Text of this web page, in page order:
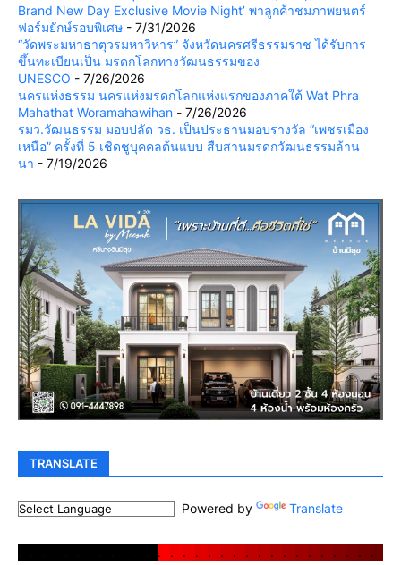
Brand New Day Exclusive Movie Night’ พาลูกค้าชมภาพยนตร์
ฟอร์มยักษ์รอบพิเศษ - 7/31/2026
“วัดพระมหาธาตุวรมหาวิหาร” จังหวัดนครศรีธรรมราช ได้รับการ
ขึ้นทะเบียนเป็น มรดกโลกทางวัฒนธรรมของ
UNESCO - 7/26/2026
นครแห่งธรรม นครแห่งมรดกโลกแห่งแรกของภาคใต้ Wat Phra
Mahathat Woramahawihan - 7/26/2026
รมว.วัฒนธรรม มอบปลัด วธ. เป็นประธานมอบรางวัล “เพชรเมือง
เหนือ” ครั้งที่ 5 เชิดชูบุคคลต้นแบบ สืบสานมรดกวัฒนธรรมล้าน
นา - 7/19/2026
TRANSLATE
Powered by Translate
. . . . . . . . . . . . . . . . . .